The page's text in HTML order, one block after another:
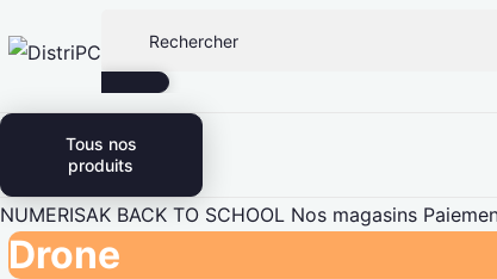
Tous nos
produits
NUMERISAK BACK TO SCHOOL Nos magasins
Drone